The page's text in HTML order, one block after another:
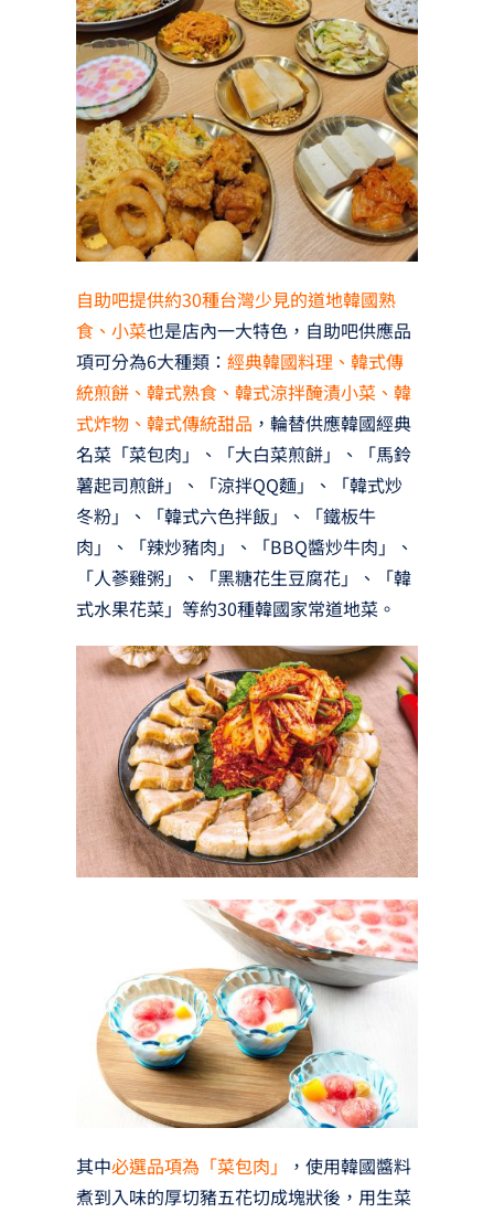
自助吧提供約30種台灣少見的道地韓國熟
食、小菜也是店內一大特色，自助吧供應品
項可分為6大種類： 經典韓國料理、韓式傳
統煎餅、韓式熟食、韓式涼拌醃漬小菜、韓
式炸物、韓式傳統甜品 ，輪替供應韓國經典
名菜「菜包肉」、「大白菜煎餅」、「馬鈴
薯起司煎餅」、「涼拌QQ麵」、「韓式炒
冬粉」、「韓式六色拌飯」、「鐵板牛
肉」、「辣炒豬肉」、「BBQ醬炒牛肉」、
「人蔘雞粥」、「黑糖花生豆腐花」、「韓
式水果花菜」等約30種韓國家常道地菜。
其中必選品項為「菜包肉」
，使用韓國醬料
煮到入味的厚切豬五花切成塊狀後，用生菜